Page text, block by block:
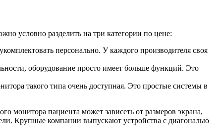
условно разделить на три категории по цене:
персонально. У каждого производителя своя
оборудование просто имеет больше функций. Это
такого типа очень доступная. Это простые системы в
монитора пациента может зависеть от размеров экрана,
Крупные компании выпускают устройства с диагональю